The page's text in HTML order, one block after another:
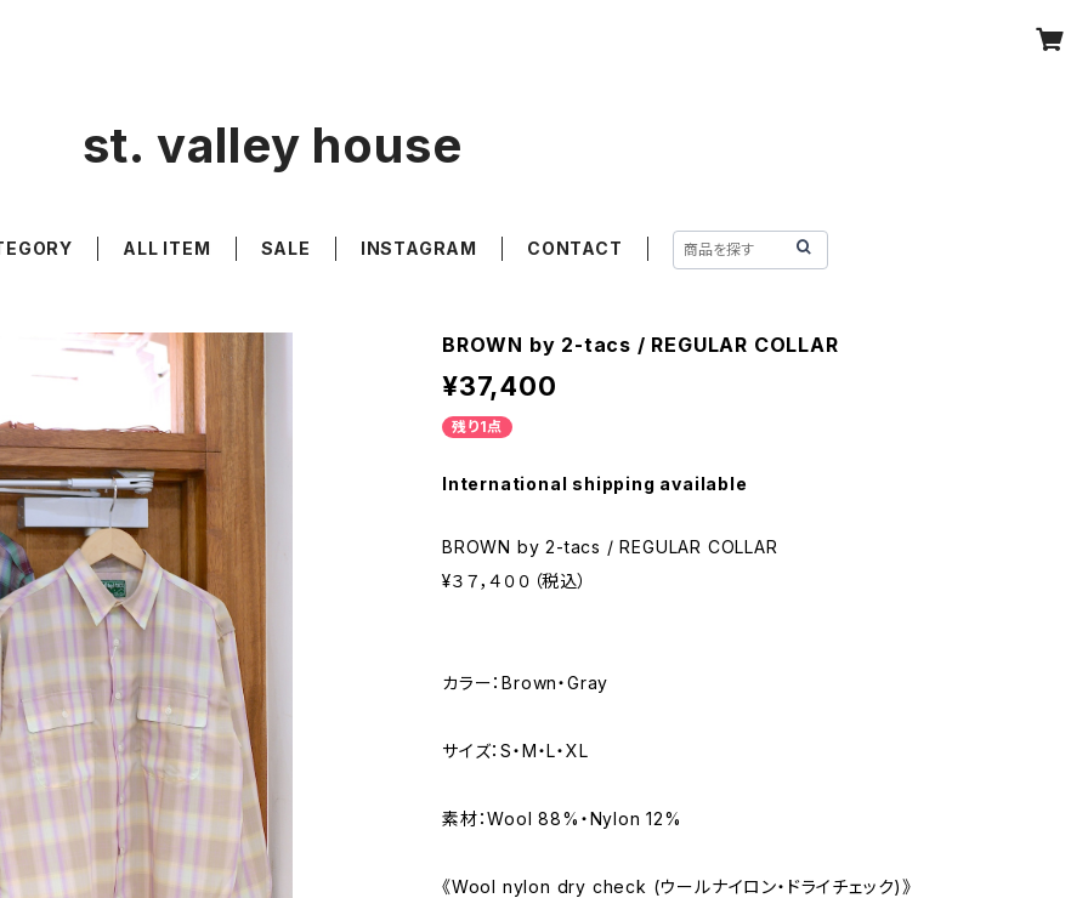
st. valley house
ALL ITEM SALE INSTAGRAM CONTACT
BROWN by 2-tacs / REGULAR COLLAR
¥37,400
残り1点
International shipping available
BROWN by 2-tacs / REGULAR COLLAR
¥３７，４００（税込）
カラー：Brown・Gray
サイズ：S・M・L・XL
素材：Wool 88%・Nylon 12%
《Wool nylon dry check (ウールナイロン・ドライチェック)》